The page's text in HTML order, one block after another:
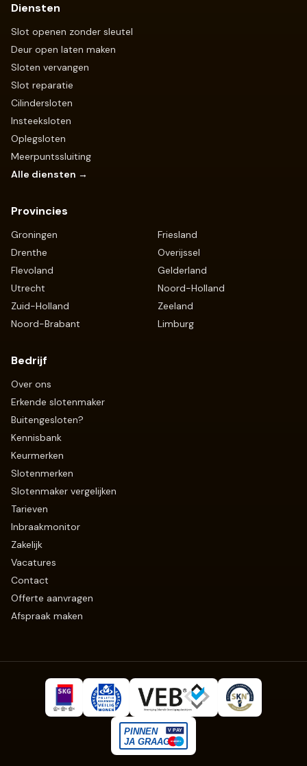
Diensten
Slot openen zonder sleutel
Deur open laten maken
Sloten vervangen
Slot reparatie
Cilindersloten
Insteeksloten
Oplegsloten
Meerpuntssluiting
Alle diensten →
Provincies
Groningen
Friesland
Drenthe
Overijssel
Flevoland
Gelderland
Utrecht
Noord-Holland
Zuid-Holland
Zeeland
Noord-Brabant
Limburg
Bedrijf
Over ons
Erkende slotenmaker
Buitengesloten?
Kennisbank
Keurmerken
Slotenmerken
Slotenmaker vergelijken
Tarieven
Inbraakmonitor
Zakelijk
Vacatures
Contact
Offerte aanvragen
Afspraak maken